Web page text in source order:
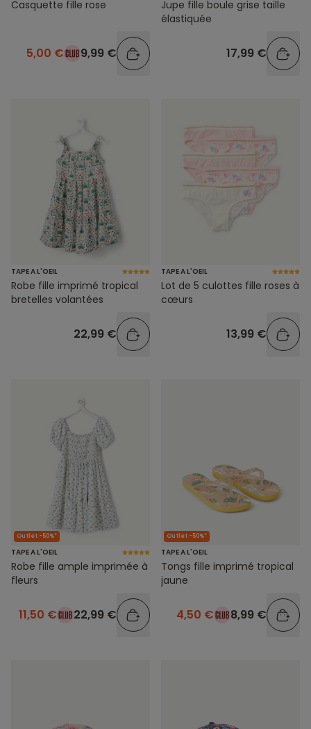
Casquette fille rose
5,00 € 9,99 €
Jupe fille boule grise taille
élastiquée
17,99 €
TAPE A L'OEIL
Robe fille imprimé tropical
bretelles volantées
22,99 €
TAPE A L'OEIL
Lot de 5 culottes fille roses à
cœurs
13,99 €
Outlet -50%*
TAPE A L'OEIL
Robe fille ample imprimée à
fleurs
11,50 € 22,99 €
Outlet -50%*
TAPE A L'OEIL
Tongs fille imprimé tropical
jaune
4,50 € 8,99 €